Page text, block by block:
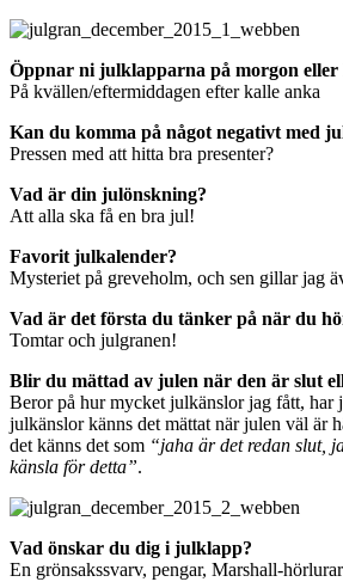
Öppnar ni julklapparna på morgon eller
På kvällen/eftermiddagen efter kalle anka
Kan du komma på något negativt med
Pressen med att hitta bra presenter?
Vad är din julönskning?
Att alla ska få en bra jul!
Favorit julkalender?
Mysteriet på greveholm, och sen gillar jag
Vad är det första du tänker på när du
Tomtar och julgranen!
Blir du mättad av julen när den är slut
Beror på hur mycket julkänslor jag fått, har
julkänslor känns det mättat när julen väl är
det känns det som “jaha är det redan slut,
känsla för detta”.
Vad önskar du dig i julklapp?
En grönsakssvarv, pengar, Marshall-